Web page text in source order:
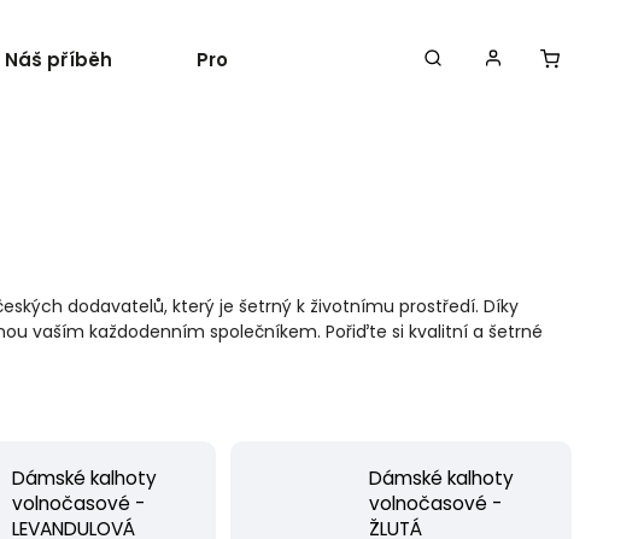
Náš příběh Proč len? Kontakt
dodavatelů, který je šetrný k životnímu prostředí. Díky
vaším každodenním společníkem. Pořiďte si kvalitní a šetrné
Dámské kalhoty
volnočasové -
LEVANDULOVÁ
Dámské kalhoty
volnočasové -
ŽLUTÁ